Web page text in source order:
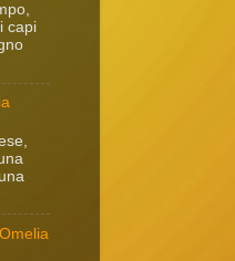
capi